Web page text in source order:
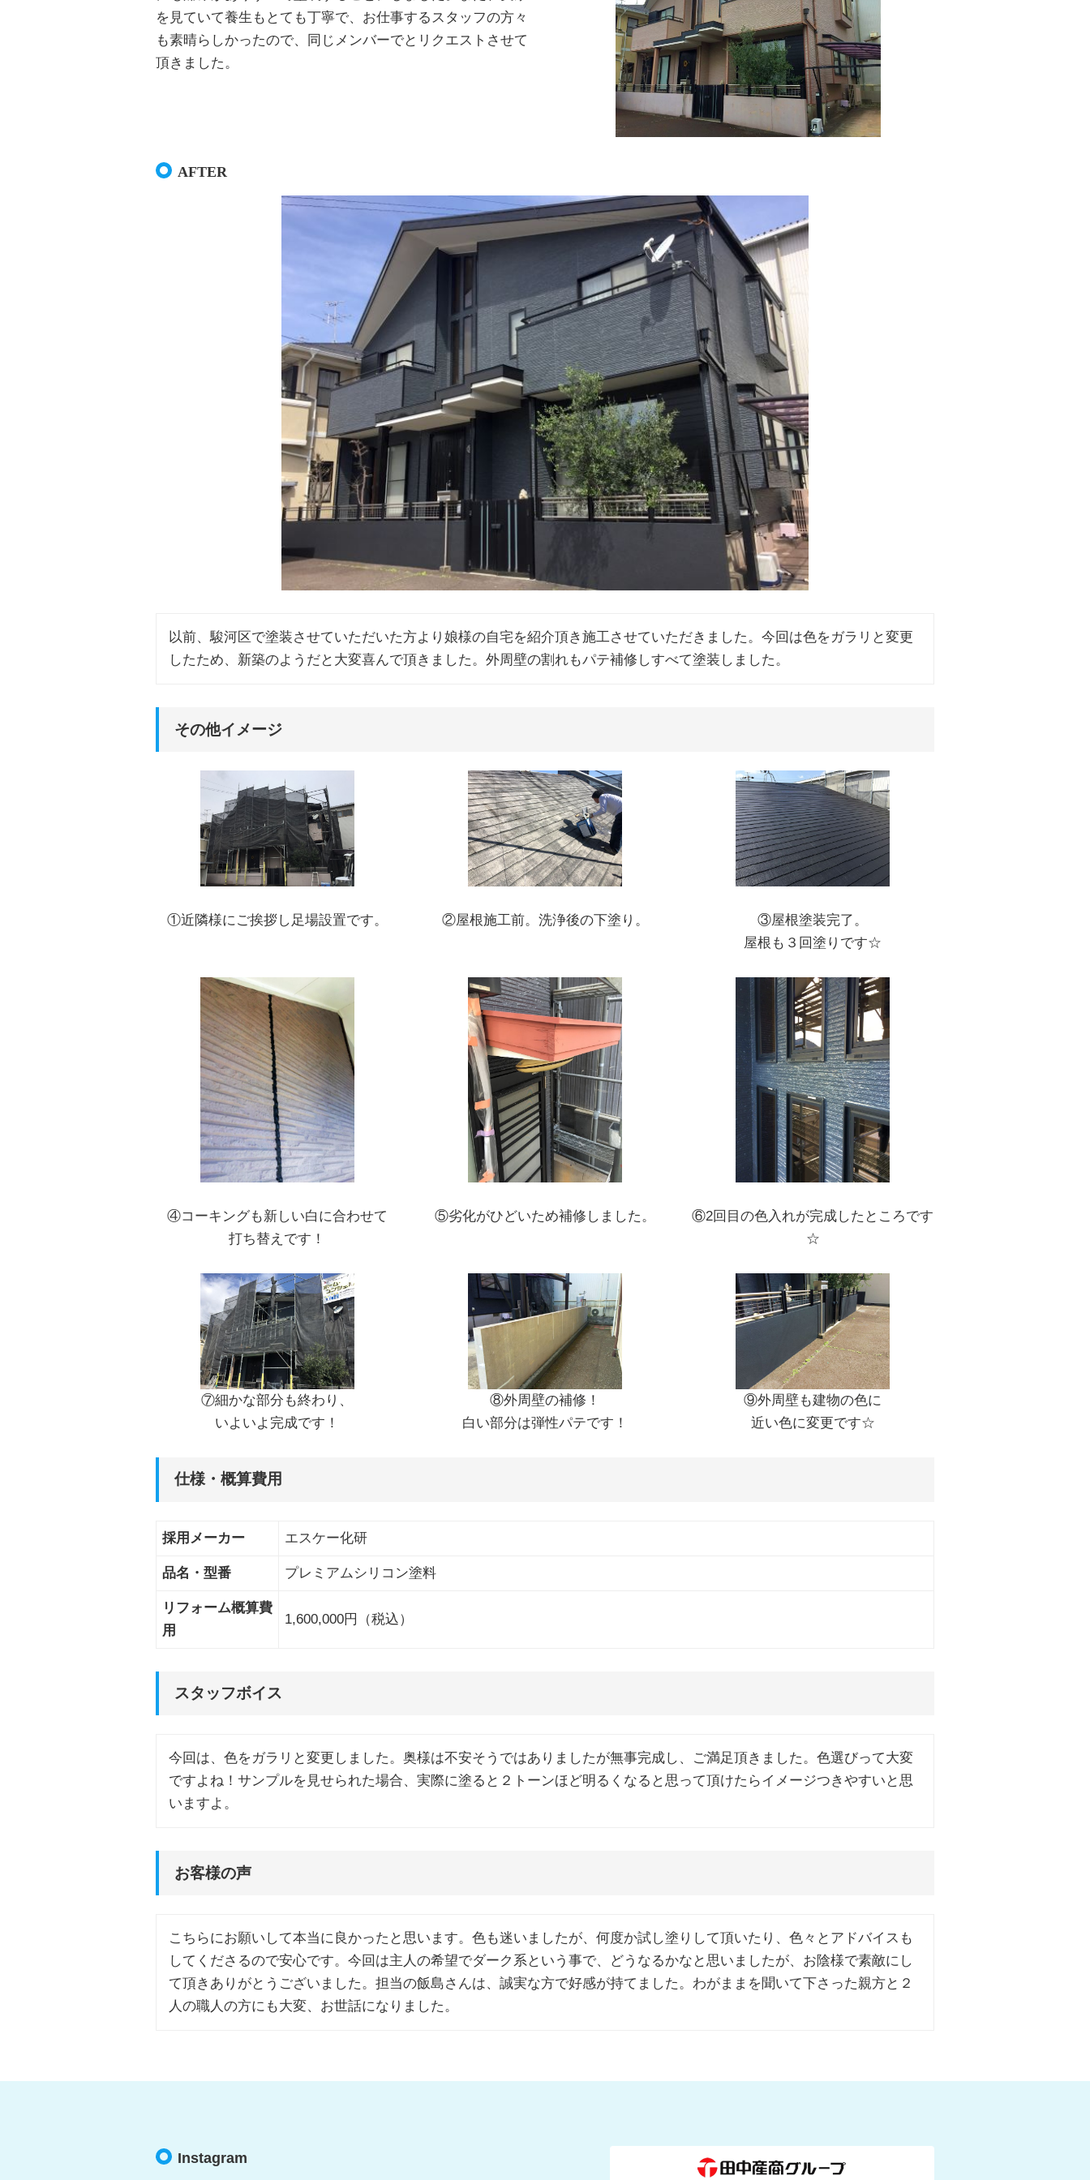
を見ていて養生もとても丁寧で、お仕事するスタッフの方々
も素晴らしかったので、同じメンバーでとリクエストさせて
頂きました。
AFTER
以前、駿河区で塗装させていただいた方より娘様の自宅を紹介頂き施工させていただきました。今回は色をガラリと変更
したため、新築のようだと大変喜んで頂きました。外周壁の割れもパテ補修しすべて塗装しました。
その他イメージ
①近隣様にご挨拶し足場設置です。 ②屋根施工前。洗浄後の下塗り。
③屋根塗装完了。
屋根も３回塗りです☆
④コーキングも新しい白に合わせて
打ち替えです！
⑤劣化がひどいため補修しました。
⑥2回目の色入れが完成したところです
☆
⑦細かな部分も終わり、
いよいよ完成です！
⑧外周壁の補修！
白い部分は弾性パテです！
⑨外周壁も建物の色に
近い色に変更です☆
仕様・概算費用
採用メーカー エスケー化研
品名・型番 プレミアムシリコン塗料
リフォーム概算費
用
1,600,000円（税込）
スタッフボイス
今回は、色をガラリと変更しました。奥様は不安そうではありましたが無事完成し、ご満足頂きました。色選びって大変
ですよね！サンプルを見せられた場合、実際に塗ると２トーンほど明るくなると思って頂けたらイメージつきやすいと思
いますよ。
お客様の声
こちらにお願いして本当に良かったと思います。色も迷いましたが、何度か試し塗りして頂いたり、色々とアドバイスも
してくださるので安心です。今回は主人の希望でダーク系という事で、どうなるかなと思いましたが、お陰様で素敵にし
て頂きありがとうございました。担当の飯島さんは、誠実な方で好感が持てました。わがままを聞いて下さった親方と２
人の職人の方にも大変、お世話になりました。
Instagram